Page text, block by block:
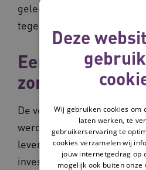
geleerde lessen en
tegenkomen.
Een brede blik
De verkenning richtte zich
werd uit uitgevoerd in
leveranciers,
investeerders, experts in
Deze
Wij gebruiken cookies om
laten werken, te
gebruikerservaring te
cookies verzamelen wij
jouw internetgedrag op
mogelijk ook buiten onze